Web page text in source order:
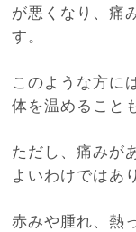
が悪くなり、痛
す。
このような方に
体を温めること
ただし、痛みが
よいわけではあ
赤みや腫れ、熱